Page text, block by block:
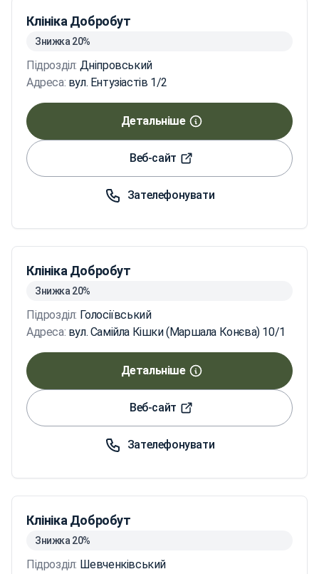
Клініка Добробут
Знижка 20%
Підрозділ: Дніпровський
Адреса: вул. Ентузіастів 1/2
Детальніше
Веб-сайт
Зателефонувати
Клініка Добробут
Знижка 20%
Підрозділ: Голосіївський
Адреса: вул. Самійла Кішки (Маршала Конєва) 10/1
Детальніше
Веб-сайт
Зателефонувати
Клініка Добробут
Знижка 20%
Підрозділ: Шевченківський